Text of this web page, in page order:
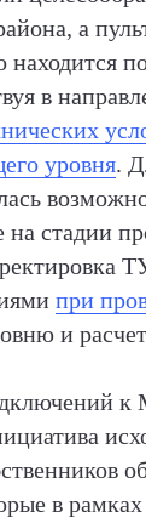
а
находится
в
уровня.
стадии
при
и расчет
в